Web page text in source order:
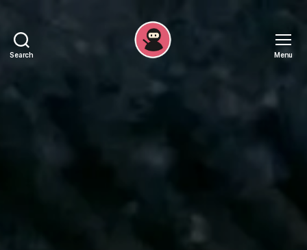
Search
Ninja
Menu